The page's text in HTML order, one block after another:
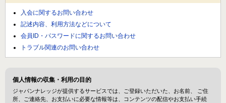
入会に関するお問い合わせ
記述内容、利用方法などについて
会員ID・パスワードに関するお問い合わせ
トラブル関連のお問い合わせ
個人情報の収集・利用の目的
ジャパンナレッジが提供するサービスでは、ご登録いただいた、お名前、 ご住
所、ご連絡先、お支払いに必要な情報等は、コンテンツの配信やお支払い手続